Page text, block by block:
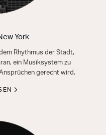
York
Rhythmus der Stadt,
ein Musiksystem zu
gerecht wird.